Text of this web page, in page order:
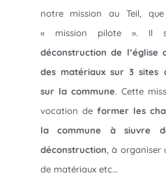
notre mission au Teil,
« mission pilote ». Il
déconstruction de
des matériaux sur 3 sites
sur la commune. Cette
vocation de former les
la commune à siuvre
déconstruction , à
de matériaux etc…